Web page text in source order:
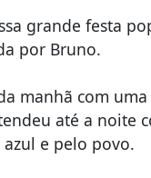
grande festa
por Bruno.
manhã com
até a noite
e pelo povo.